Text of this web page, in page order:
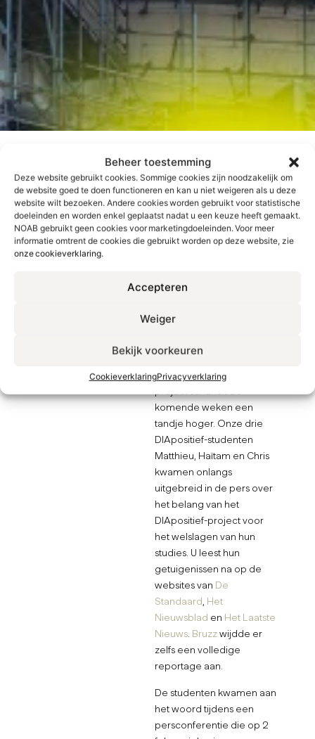
Beheer toestemming
Deze website gebruikt cookies. Sommige cookies zijn noodzakelijk om
de website goed te doen functioneren en kan u niet weigeren als u deze
website wilt bezoeken. Andere cookies worden gebruikt voor statistische
doeleinden en worden enkel geplaatst nadat u een keuze heeft gemaakt.
NOAB gebruikt geen cookies voor marketingdoeleinden. Voor meer
informatie omtrent de cookies die gebruikt worden op deze website, zie
onze cookieverklaring.
Accepteren
Weiger
Bekijk voorkeuren
CookieverklaringPrivacyverklaring
DIApositief
studenten
voor het DIApositief-
komende weken een
tandje hoger. Onze drie
DIApositief-studenten
Matthieu, Haïtam en Chris
kwamen onlangs
uitgebreid in de pers over
het belang van het
DIApositief-project voor
het welslagen van hun
studies. U leest hun
getuigenissen na op de
websites van De
Standaard Het
Nieuwsblad en Het Laatste
Nieuws Bruzzwijdde er
zelfs een volledige
reportage aan.
De studenten kwamen aan
het woord tijdens een
persconferentie die op 2